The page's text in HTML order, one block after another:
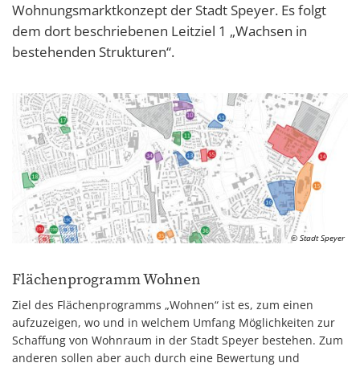
Wohnungsmarktkonzept der Stadt Speyer. Es folgt
dem dort beschriebenen Leitziel 1 „Wachsen in
bestehenden Strukturen“.
© Stadt Speyer
Flächenprogramm Wohnen
Ziel des Flächenprogramms „Wohnen“ ist es, zum einen
aufzuzeigen, wo und in welchem Umfang Möglichkeiten zur
Schaffung von Wohnraum in der Stadt Speyer bestehen. Zum
anderen sollen aber auch durch eine Bewertung und